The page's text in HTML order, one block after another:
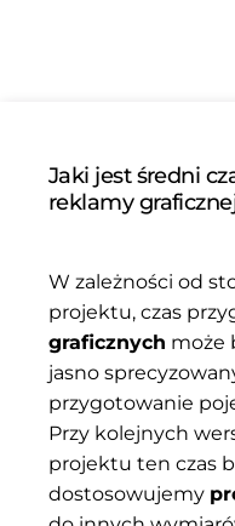
Jaki jest średni
reklamy
W zależności od
projektu, czas
graficznych może
jasno
przygotowanie
Przy kolejnych
projektu ten czas
dostosowujemy